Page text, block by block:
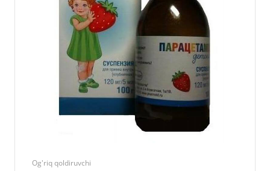
Og'riq qoldiruvchi